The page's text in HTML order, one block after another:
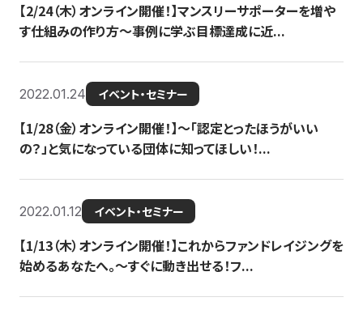
【2/24（木）オンライン開催！】マンスリーサポーターを増や
す仕組みの作り方〜事例に学ぶ目標達成に近...
2022.01.24 イベント・セミナー
【1/28（金）オンライン開催！】〜「認定とったほうがいい
の？」と気になっている団体に知ってほしい！...
2022.01.12 イベント・セミナー
【1/13（木）オンライン開催！】これからファンドレイジングを
始めるあなたへ。〜すぐに動き出せる！フ...